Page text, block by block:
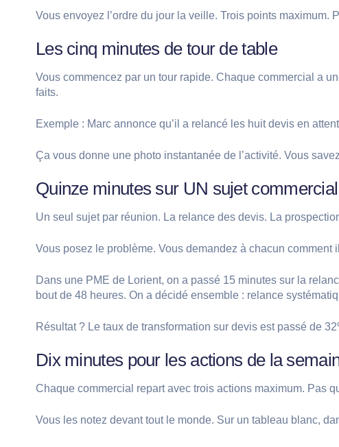
Vous envoyez l’ordre du jour la veille. Trois points maximum.
Les cinq minutes de tour de table
Vous commencez par un tour rapide. Chaque commercial a
faits.
Exemple : Marc annonce qu’il a relancé les huit devis en
Ça vous donne une photo instantanée de l’activité. Vous
Quinze minutes sur UN sujet
Un seul sujet par réunion. La relance des devis. La
Vous posez le problème. Vous demandez à chacun
Dans une PME de Lorient, on a passé 15 minutes sur la
bout de 48 heures. On a décidé ensemble : relance
Résultat ? Le taux de transformation sur devis est passé de
Dix minutes pour les actions de la
Chaque commercial repart avec trois actions maximum. Pas
Vous les notez devant tout le monde. Sur un tableau blanc,